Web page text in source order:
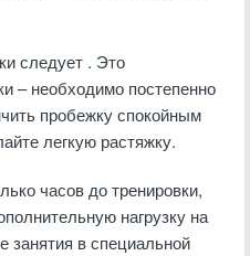
следует . Это
– необходимо постепенно
пробежку спокойным
легкую растяжку.
часов до тренировки,
нагрузку на
занятия в специальной